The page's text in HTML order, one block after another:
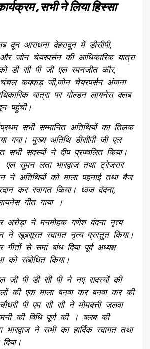
,सभी ने लिया हिस्सा
दून आराधना देहरादून में डीसीपी,
जोन चेयरपर्सन की आधिकारिक यात्रा
डी सी पी जी एल रमनजीत कौर,
चंचल कक्कड़ जी,जोन चेयरपर्सन अंजना
यात्रा पर गोल्डन लायनेस क्लब
पहुंची।
सभी सम्मानित अतिथियों का तिलक
गया। मुख्य अतिथि डीसीपी जी एल
सभी सदस्यों ने दीप प्रज्वलित किया।
सुमन लता भारद्वाज तथा ट्रेजरार
ने अतिथियों को माला पहनाई तथा बैज
कर स्वागत किया। ध्वज वंदना,
गीत गाया ।
अरोड़ा ने मनमोहक गणेश वंदना नृत्य
ने खूबसूरत स्वागत नृत्य प्रस्तुत किया।
गीतों से समां बांध दिया पूर्व अध्यक्ष
को संबोधित किया।
जी पी डी सी पी ने नए सदस्यों की
की एक माला बनवा कर बनवा कर की
पी एम सी सी ने मोमबत्ती जलवा
की विधि पूर्ण की । क्लब की
ने सभी का हार्दिक स्वागत तथा